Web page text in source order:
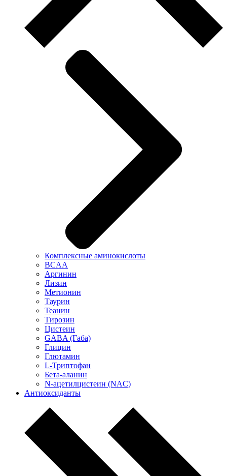
Комплексные аминокислоты
BCAA
Аргинин
Лизин
Метионин
Таурин
Теанин
Тирозин
Цистеин
GABA (Габа)
Глицин
Глютамин
L-Триптофан
Бета-аланин
N-ацетилцистеин (NAC)
Антиоксиданты